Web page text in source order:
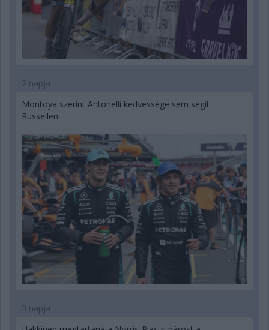
2 napja
Montoya szerint Antonelli kedvessége sem segít
Russellen
3 napja